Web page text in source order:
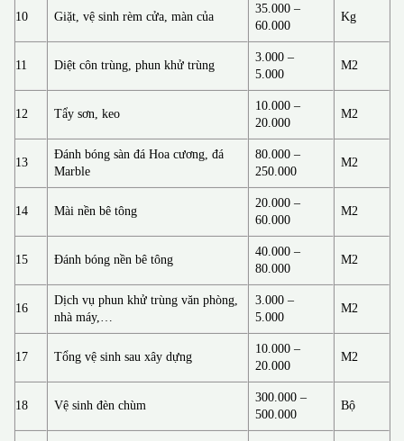
10 Giặt, vệ sinh rèm cửa, màn của
35.000 –
60.000
Kg
11 Diệt côn trùng, phun khử trùng
3.000 –
5.000
M2
12 Tẩy sơn, keo
10.000 –
20.000
M2
13
Đánh bóng sàn đá Hoa cương, đá
Marble
80.000 –
250.000
M2
14 Mài nền bê tông
20.000 –
60.000
M2
15 Đánh bóng nền bê tông
40.000 –
80.000
M2
16
Dịch vụ phun khử trùng văn phòng,
nhà máy,…
3.000 –
5.000
M2
17 Tổng vệ sinh sau xây dựng
10.000 –
20.000
M2
18 Vệ sinh đèn chùm
300.000 –
500.000
Bộ